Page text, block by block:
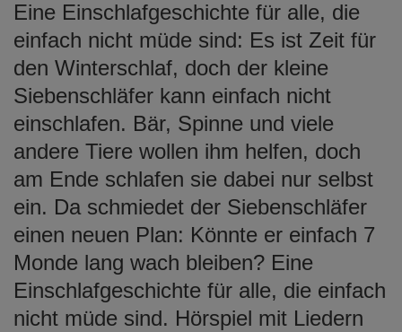
Eine Einschlafgeschichte für alle, die
einfach nicht müde sind: Es ist Zeit für
den Winterschlaf, doch der kleine
Siebenschläfer kann einfach nicht
einschlafen. Bär, Spinne und viele
andere Tiere wollen ihm helfen, doch
am Ende schlafen sie dabei nur selbst
ein. Da schmiedet der Siebenschläfer
einen neuen Plan: Könnte er einfach 7
Monde lang wach bleiben? Eine
Einschlafgeschichte für alle, die einfach
nicht müde sind. Hörspiel mit Liedern